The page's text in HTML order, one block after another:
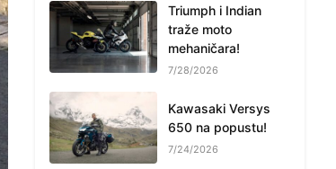
Triumph i Indian
traže moto
mehaničara!
7/28/2026
Kawasaki Versys
650 na popustu!
7/24/2026